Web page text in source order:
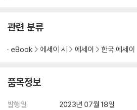
관련 분류
eBook 에세이 시 에세이 한국 에세이
품목정보
발행일
2023년 07월 18일